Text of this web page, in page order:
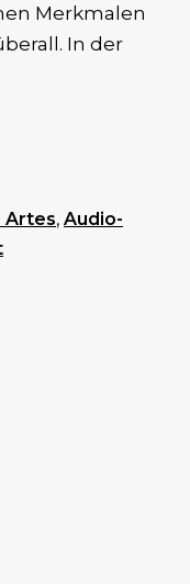
Merkmalen
In der
Artes, Audio-